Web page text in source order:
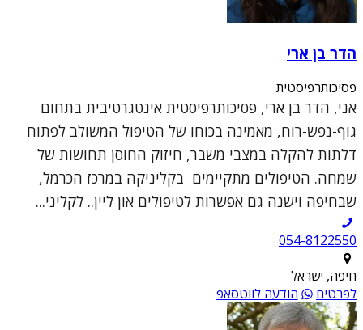
הדר בן ארי
פסיכותרפיסטית
אני, הדר בן ארי, פסיכותרפיסטית אינטגרטיבית בתחום
גוף-נפש-רוח, מאמינה בכוחו של הטיפול המשולב לפתוח
דלתות להקלה במצבי משבר, חיזוק החוסן תחושות של
שמחה. הטיפולים מתקיימים בקליניקה במרכז הכרמל,
שבחיפה וישנה גם אפשרות לטיפולים און ליין.. לקליני...
054-8122550
חיפה, ישראל
לפרטים
הודעה לווטסאפ